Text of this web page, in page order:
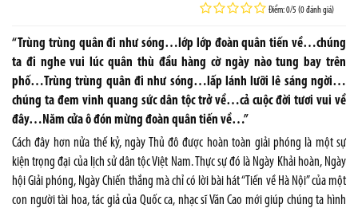
Điểm: 0/5 (0 đánh giá)
“Trùng trùng quân đi như sóng…lớp lớp đoàn quân tiến về…chúng
ta đi nghe vui lúc quân thù đầu hàng cờ ngày nào tung bay trên
phố…Trùng trùng quân đi như sóng…lấp lánh lưỡi lê sáng ngời…
chúng ta đem vinh quang sức dân tộc trở về…cả cuộc đời tươi vui về
đây…Năm cửa ô đón mừng đoàn quân tiến về…”
Cách đây hơn nửa thế kỷ, ngày Thủ đô được hoàn toàn giải phóng là một sự
kiện trọng đại của lịch sử dân tộc Việt Nam. Thực sự đó là Ngày Khải hoàn, Ngày
hội Giải phóng, Ngày Chiến thắng mà chỉ có lời bài hát “Tiến về Hà Nội” của một
con người tài hoa, tác giả của Quốc ca, nhạc sĩ Văn Cao mới giúp chúng ta hình